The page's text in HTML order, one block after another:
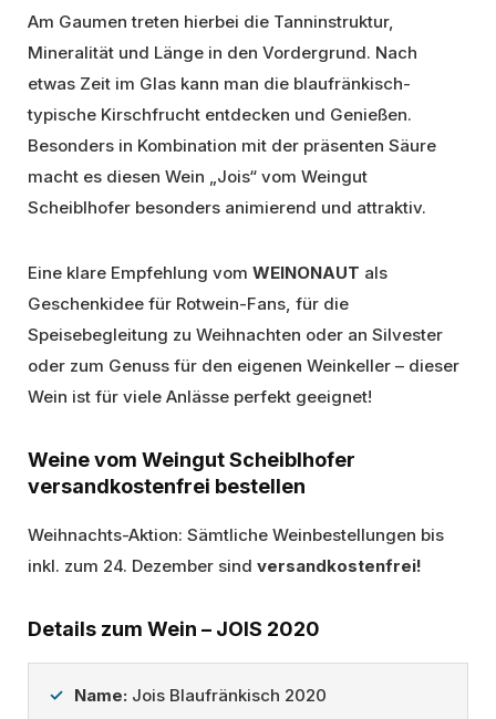
Am Gaumen treten hierbei die Tanninstruktur,
Mineralität und Länge in den Vordergrund. Nach
etwas Zeit im Glas kann man die blaufränkisch-
typische Kirschfrucht entdecken und Genießen.
Besonders in Kombination mit der präsenten Säure
macht es diesen Wein „Jois“ vom Weingut
Scheiblhofer besonders animierend und attraktiv.
Eine klare Empfehlung vom WEINONAUT als
Geschenkidee für Rotwein-Fans, für die
Speisebegleitung zu Weihnachten oder an Silvester
oder zum Genuss für den eigenen Weinkeller – dieser
Wein ist für viele Anlässe perfekt geeignet!
Weine vom Weingut Scheiblhofer
versandkostenfrei bestellen
Weihnachts-Aktion: Sämtliche Weinbestellungen bis
inkl. zum 24. Dezember sind versandkostenfrei!
Details zum Wein – JOIS 2020
Name: Jois Blaufränkisch 2020